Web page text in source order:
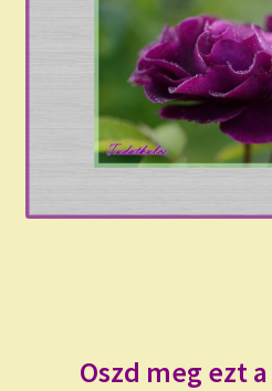
Oszd meg ezt